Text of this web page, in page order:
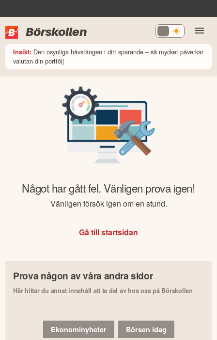
Börskollen
Insikt: Den osynliga hävstången i ditt sparande – så mycket påverkar
valutan din portfölj
Något har gått fel. Vänligen prova igen!
Vänligen försök igen om en stund.
Gå till startsidan
Prova någon av våra andra sidor
Här hittar du annat innehåll att ta del av hos oss på Börskollen
Ekonominyheter Börsen idag